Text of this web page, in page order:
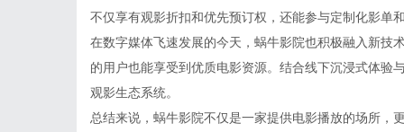
不仅享有观影折扣和优先预订权，还能参与定制化影单
在数字媒体飞速发展的今天，蜗牛影院也积极融入新技
的用户也能享受到优质电影资源。结合线下沉浸式体验
观影生态系统。
总结来说，蜗牛影院不仅是一家提供电影播放的场所，